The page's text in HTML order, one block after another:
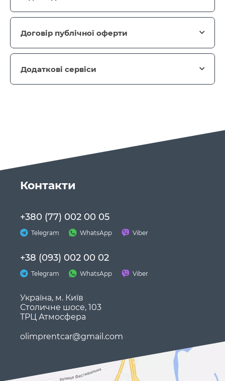
Договір публічної оферти
Додаткові сервіси
Контакти
+380 (77) 002 00 05
Telegram WhatsApp Viber
+38 (093) 002 00 02
Telegram WhatsApp Viber
Україна, м. Київ
Столичне шосе, 103
ТРЦ Атмосфера
olimprentcar@gmail.com